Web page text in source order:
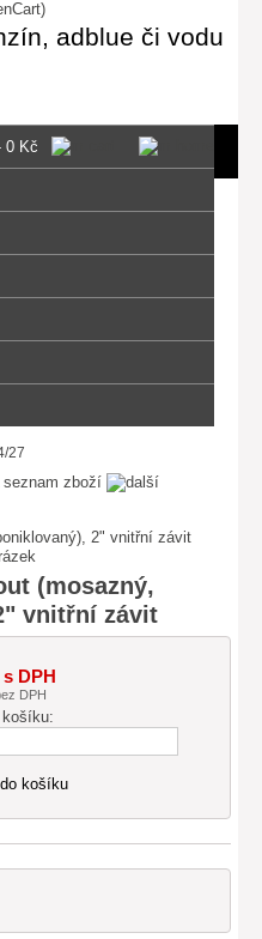
adblue či vodu
0 Kč
27
(mosazný,
vnitřní závit
DPH
DPH